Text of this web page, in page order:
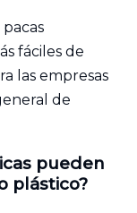
fáciles de
las empresas
de
pueden
plástico?